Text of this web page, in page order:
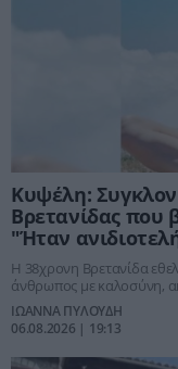
Κυψέλη:
Βρετανίδας που
"Ήταν
Η 38χρονη Βρετανίδα
άνθρωπος με καλοσύνη,
ΙΩΑΝΝΑ ΠΥΛΟΥΔΗ
06.08.2026 | 19:13